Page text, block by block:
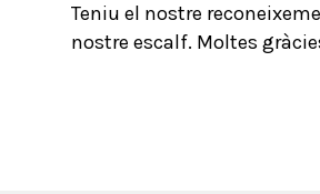
Teniu el nostre
nostre escalf. Moltes